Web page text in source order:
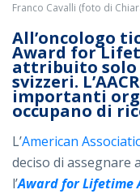
Franco Cavalli (foto di
All’oncologo
Award for
attribuito solo
svizzeri.
importanti
occupano di
L’American
deciso di assegnare
l’Award for Lifetime